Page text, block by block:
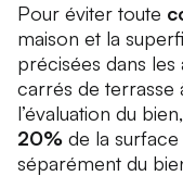
Pour éviter toute
maison et la
précisées dans les
carrés de terrasse
l’évaluation du
20% de la
séparément du